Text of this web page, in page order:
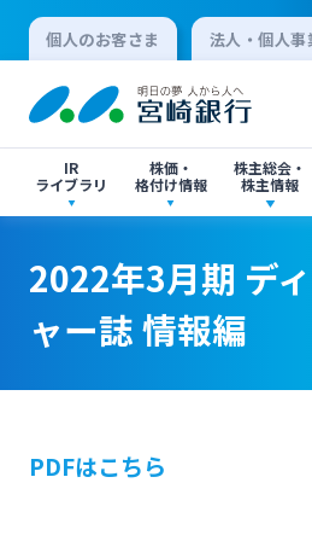
個人のお客さま 法人・個人事
IR
ライブラリ
株価・
格付け情報
株主総会・
株主情報
決算短信
有価証券報告書・四半期報告
株価情報
格付け情報
株主総会のご案内
中間配当のご案内
2022年3月期 ディスクロー
2022年3月期 ディスクロー
個人向けインターネ
ログオ
法人向けインターネ
2022年3月期 デ
ャー誌 情報編
PDFはこちら